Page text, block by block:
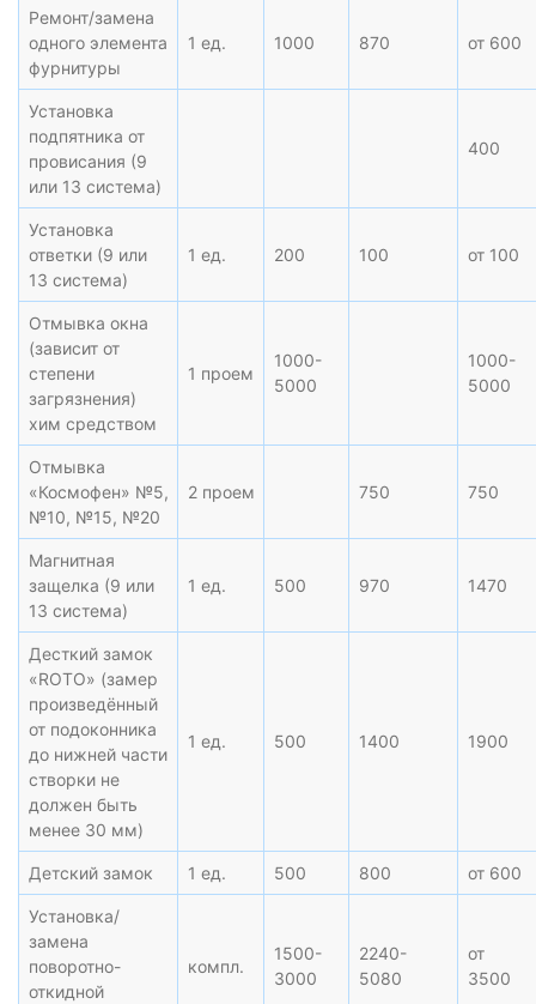
Ремонт/замена
одного элемента
фурнитуры
1 ед. 1000 870 от 600
Установка
подпятника от
провисания (9
или 13 система)
400
Установка
ответки (9 или
13 система)
1 ед. 200 100 от 100
Отмывка окна
(зависит от
степени
загрязнения)
хим средством
1 проем
1000-
5000
1000-
5000
Отмывка
«Космофен» №5,
№10, №15, №20
2 проем 750 750
Магнитная
защелка (9 или
13 система)
1 ед. 500 970 1470
Десткий замок
«ROTO» (замер
произведённый
от подоконника
до нижней части
створки не
должен быть
менее 30 мм)
1 ед. 500 1400 1900
Детский замок 1 ед. 500 800 от 600
Установка/
замена
поворотно-
откидной
компл.
1500-
3000
2240-
5080
от
3500